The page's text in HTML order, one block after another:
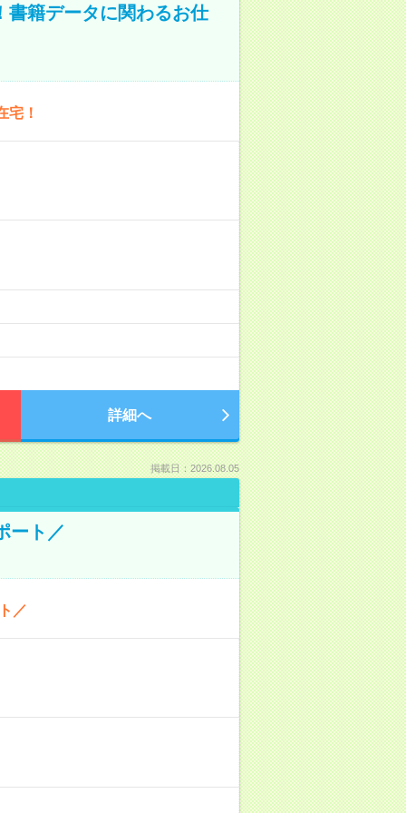
書籍データに関わるお仕
宅！
詳細へ
掲載日：2026.08.05
ート／
／